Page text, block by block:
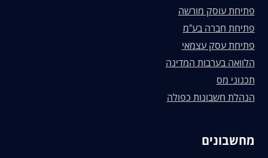
פתיחת עוסק מורשה
פתיחת חברה בע"מ
פתיחת עסק עצמאי
הלוואה בערבות המדינה
תכנוני מס
הנהלת חשבונות כפולה
מחשבונים